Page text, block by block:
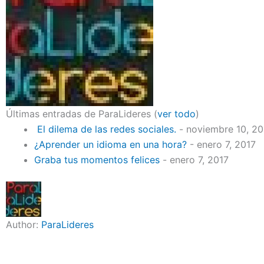
Últimas entradas de ParaLideres (ver todo)
El dilema de las redes sociales. - noviembre 10,
¿Aprender un idioma en una hora? - enero 7, 2017
Graba tus momentos felices - enero 7, 2017
Author: ParaLideres